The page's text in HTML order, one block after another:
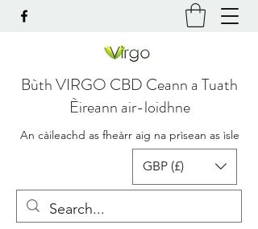
Bùth VIRGO CBD Ceann a Tuath
Èireann air-loidhne
An càileachd as fheàrr aig na prìsean as ìsle
GBP (£)